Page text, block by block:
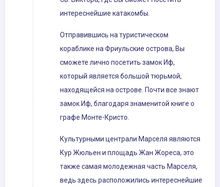
интереснейшие катакомбы.
Отправившись на туристическом
кораблике на Фриульские острова, Вы
сможете лично посетить замок Иф,
который является большой тюрьмой,
находящейся на острове. Почти все знают
замок Иф, благодаря знаменитой книге о
графе Монте-Кристо.
Культурными централи Марселя являются
Кур Жюльен и площадь Жан Жореса, это
также самая молодежная часть Марселя,
ведь здесь расположились интереснейшие